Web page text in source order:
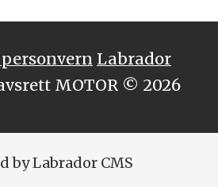
Labrador
MOTOR © 2026
by Labrador CMS